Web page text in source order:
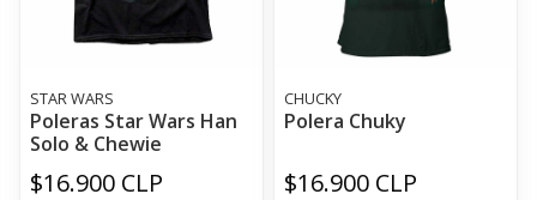
STAR WARS
Poleras Star Wars Han
Solo & Chewie
$16.900 CLP
CHUCKY
Polera Chuky
$16.900 CLP